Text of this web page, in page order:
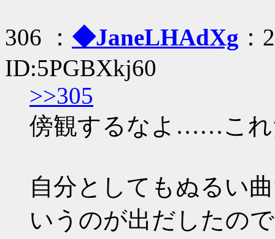
306 ： ◆JaneLHAdXg
ID:5PGBXkj60
>>305
傍観するなよ……これ
自分としてもぬるい
いうのが出だしたの